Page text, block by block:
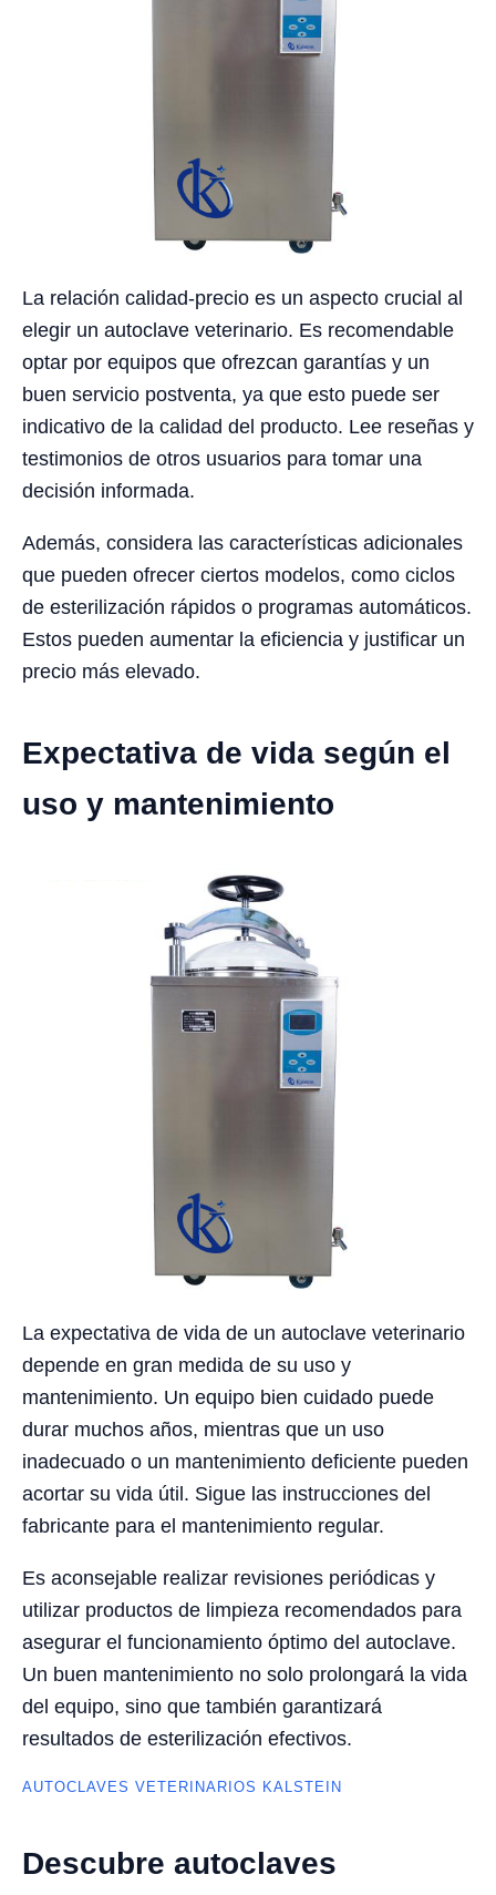
La relación calidad-precio es un aspecto crucial al
elegir un autoclave veterinario. Es recomendable
optar por equipos que ofrezcan garantías y un
buen servicio postventa, ya que esto puede ser
indicativo de la calidad del producto. Lee reseñas y
testimonios de otros usuarios para tomar una
decisión informada.
Además, considera las características adicionales
que pueden ofrecer ciertos modelos, como ciclos
de esterilización rápidos o programas automáticos.
Estos pueden aumentar la eficiencia y justificar un
precio más elevado.
Expectativa de vida según el
uso y mantenimiento
La expectativa de vida de un autoclave veterinario
depende en gran medida de su uso y
mantenimiento. Un equipo bien cuidado puede
durar muchos años, mientras que un uso
inadecuado o un mantenimiento deficiente pueden
acortar su vida útil. Sigue las instrucciones del
fabricante para el mantenimiento regular.
Es aconsejable realizar revisiones periódicas y
utilizar productos de limpieza recomendados para
asegurar el funcionamiento óptimo del autoclave.
Un buen mantenimiento no solo prolongará la vida
del equipo, sino que también garantizará
resultados de esterilización efectivos.
AUTOCLAVES VETERINARIOS KALSTEIN
Descubre autoclaves